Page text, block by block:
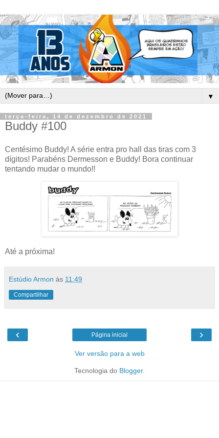
▼
terça-feira, 14 de dezembro de 2021
Buddy #100
Centésimo Buddy! A série entra pro hall das tiras com 3
dígitos! Parabéns Dermesson e Buddy! Bora continuar
tentando mudar o mundo!!
Até a próxima!
Estúdio Armon às 11:49
Compartilhar
‹ ›
Página inicial
Ver versão para a web
Tecnologia do Blogger.